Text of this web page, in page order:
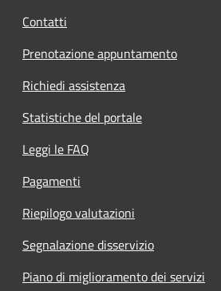
Contatti
Prenotazione appuntamento
Richiedi assistenza
Statistiche del portale
Leggi le FAQ
Pagamenti
Riepilogo valutazioni
Segnalazione disservizio
Piano di miglioramento dei servizi